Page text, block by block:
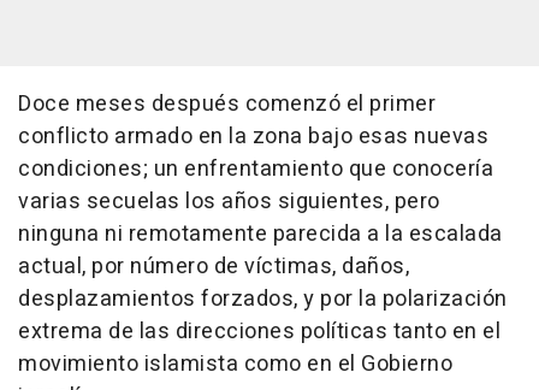
Doce meses después comenzó el primer
conflicto armado en la zona bajo esas nuevas
condiciones; un enfrentamiento que conocería
varias secuelas los años siguientes, pero
ninguna ni remotamente parecida a la escalada
actual, por número de víctimas, daños,
desplazamientos forzados, y por la polarización
extrema de las direcciones políticas tanto en el
movimiento islamista como en el Gobierno